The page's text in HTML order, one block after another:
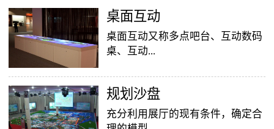
影像效果投射到地面，当参访着走
至投影区域时，通过系统识别，参
访者可以直接使用双脚或动作与投
效果就会随着你的脚步产生相应的
变幻。地面互动投影系统是集虚拟
互动投影项目，包括水波纹、翻
桌面互动
桌面互动又称多点吧台、互动数码
桌、互动...
投影桌面，让普通的吧台（桌面）
变成一个多媒体互动娱乐游戏消费
平台，图文并茂，形式新颖，令桌
​规划沙盘
充分利用展厅的现有条件，确定合